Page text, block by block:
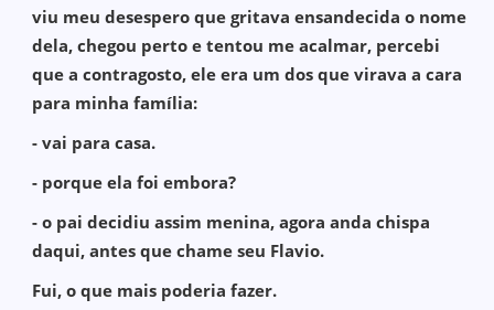
viu meu desespero que gritava ensandecida o nome
dela, chegou perto e tentou me acalmar, percebi
que a contragosto, ele era um dos que virava a cara
para minha família:
- vai para casa.
- porque ela foi embora?
- o pai decidiu assim menina, agora anda chispa
daqui, antes que chame seu Flavio.
Fui, o que mais poderia fazer.